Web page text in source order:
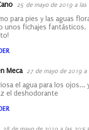
25 de mayo de 2019 a las
para pies y las aguas
unos fichajes fantásticos.
Meca 27 de mayo de 2019 a
el agua para los ojos...
el deshodorante